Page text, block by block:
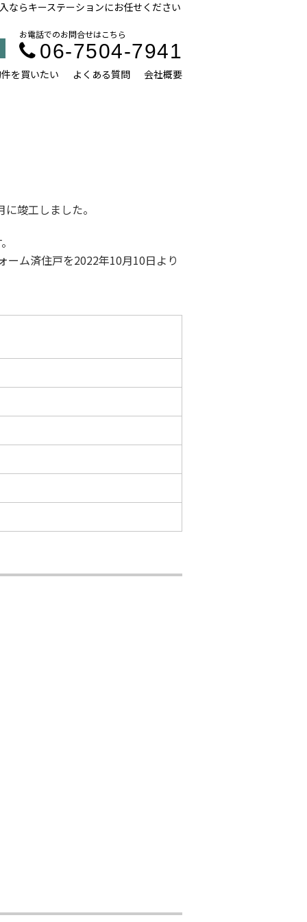
ならキーステーションにお任せください
お電話でのお問合せはこちら
06-7504-7941
を買いたい よくある質問 会社概要
竣工しました。
ーム済住戸を2022年10月10日より